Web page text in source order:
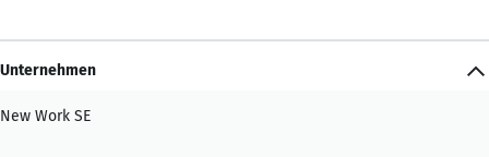
Unternehmen
New Work SE